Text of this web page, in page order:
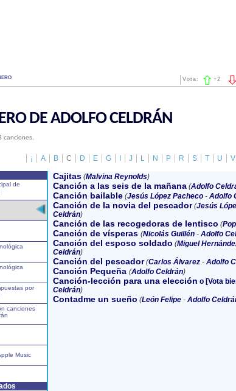
Vota: +2
DE ADOLFO CELDRÁN
canciones.
¡ A B C D E G J L N P R S T U
V
de
por
canciones
Music
Cajitas (Malvina Reynolds)
Canción a las seis de la mañana (Adolfo
Canción bailable (Jesús López Pacheco- Adolfo
Canción de la novia del pescador (Jesús
Celdrán)
Canción de las recogedoras de lentisco (
Canción de vísperas (Nicolás Guillén- Adolfo
Canción del esposo soldado (Miguel
Celdrán)
Canción del pescador (Carlos Álvarez- Adolfo
Canción Pequeña (Adolfo Celdrán)
Canción-lección para una elección o [Vota
Celdrán)
Contadme un sueño (León Felipe- Adolfo